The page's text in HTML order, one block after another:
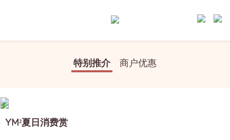
特别推介 商户优惠
YM²夏日消费赏